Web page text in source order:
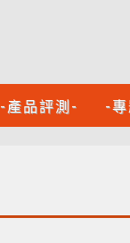
-產品評測- -